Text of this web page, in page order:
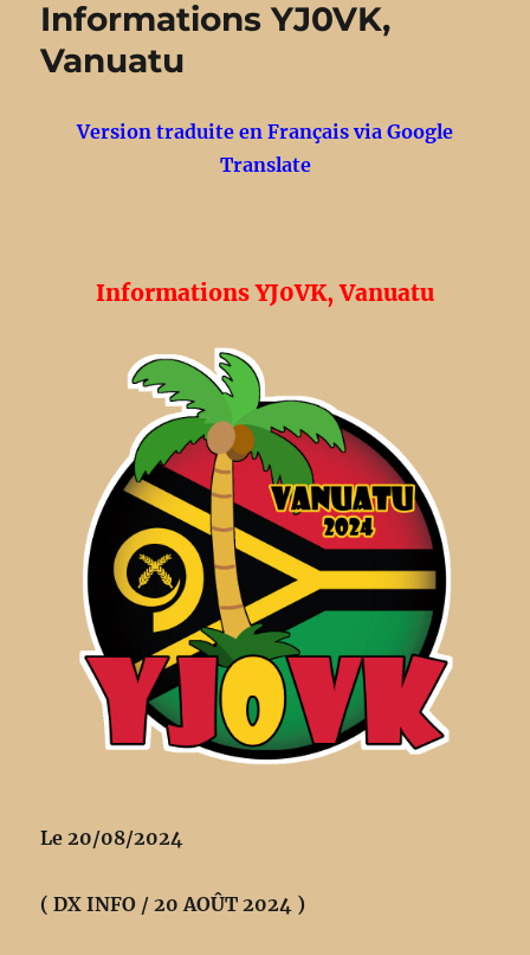
Informations YJ0VK,
Vanuatu
Version traduite en Français via Google
Translate
Informations YJ0VK, Vanuatu
Le 20/08/2024
( DX INFO / 20 AOÛT 2024 )